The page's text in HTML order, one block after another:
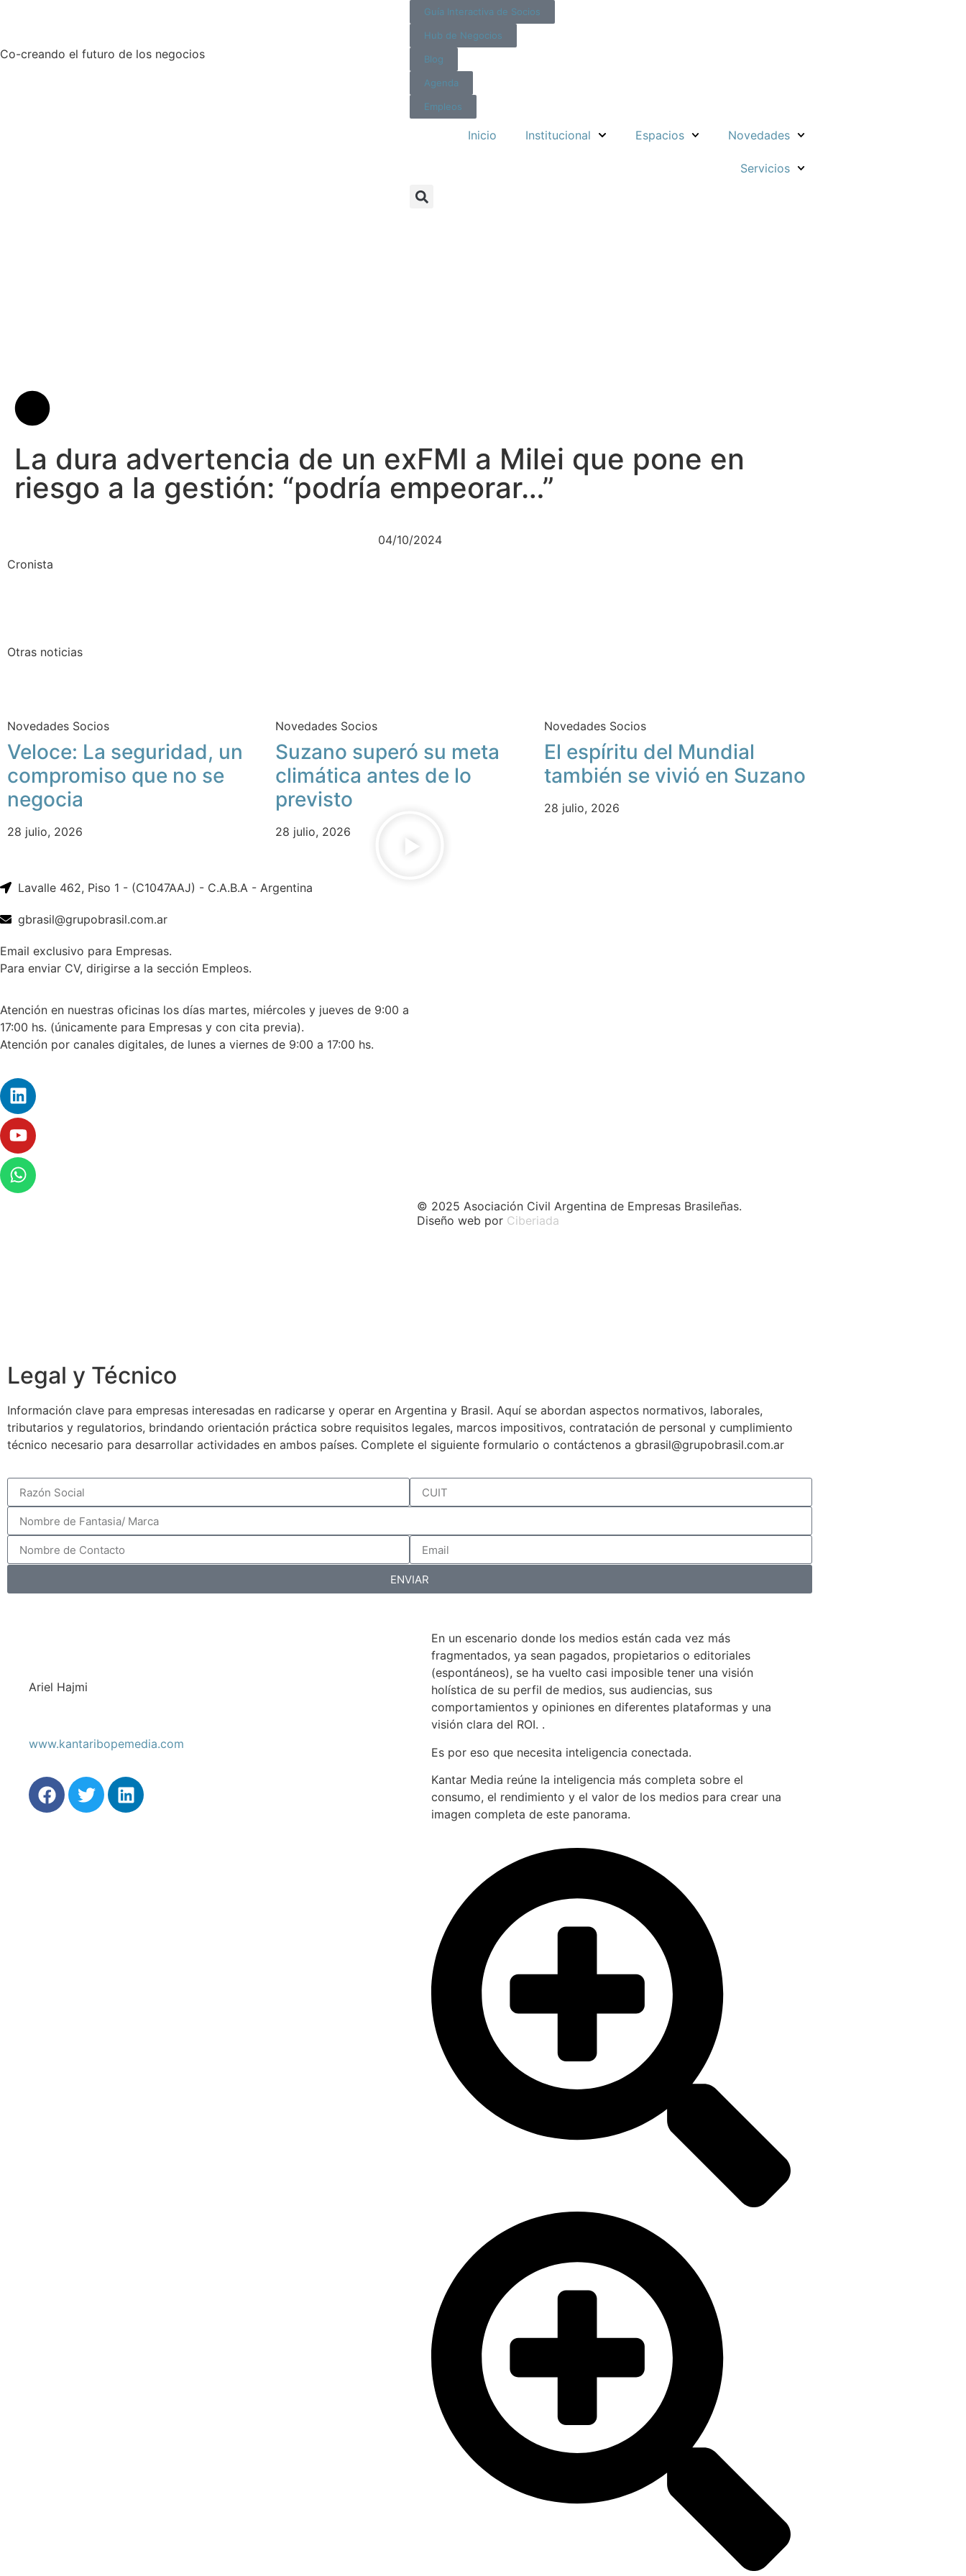
Co-creando el futuro de los negocios
Guía Interactiva de Socios
Hub de Negocios
Blog
Agenda
Empleos
Inicio Institucional Espacios Novedades
Servicios
La dura advertencia de un exFMI a Milei que pone en
riesgo a la gestión: “podría empeorar…”
04/10/2024
Cronista
Otras noticias
Novedades Socios
Veloce: La seguridad, un
compromiso que no se
negocia
28 julio, 2026
Novedades Socios
Suzano superó su meta
climática antes de lo
previsto
28 julio, 2026
Novedades Socios
El espíritu del Mundial
también se vivió en Suzano
28 julio, 2026
Lavalle 462, Piso 1 - (C1047AAJ) - C.A.B.A - Argentina
gbrasil@grupobrasil.com.ar
Email exclusivo para Empresas.
Para enviar CV, dirigirse a la sección Empleos.
Atención en nuestras oficinas los días martes, miércoles y jueves de 9:00 a
17:00 hs. (únicamente para Empresas y con cita previa).
Atención por canales digitales, de lunes a viernes de 9:00 a 17:00 hs.
© 2025 Asociación Civil Argentina de Empresas Brasileñas.
Diseño web por Ciberiada
Legal y Técnico
Información clave para empresas interesadas en radicarse y operar en Argentina y Brasil. Aquí se abordan aspectos normativos, laborales,
tributarios y regulatorios, brindando orientación práctica sobre requisitos legales, marcos impositivos, contratación de personal y cumplimiento
técnico necesario para desarrollar actividades en ambos países. Complete el siguiente formulario o contáctenos a gbrasil@grupobrasil.com.ar
ENVIAR
Ariel Hajmi
www.kantaribopemedia.com
En un escenario donde los medios están cada vez más
fragmentados, ya sean pagados, propietarios o editoriales
(espontáneos), se ha vuelto casi imposible tener una visión
holística de su perfil de medios, sus audiencias, sus
comportamientos y opiniones en diferentes plataformas y una
visión clara del ROI. .
Es por eso que necesita inteligencia conectada.
Kantar Media reúne la inteligencia más completa sobre el
consumo, el rendimiento y el valor de los medios para crear una
imagen completa de este panorama.